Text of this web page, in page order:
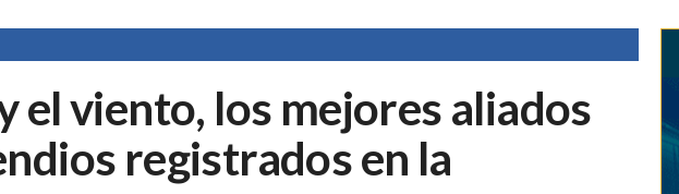
el viento, los mejores aliados
registrados en la